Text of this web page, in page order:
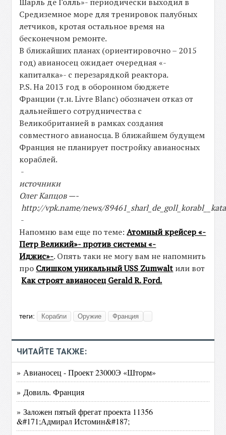
Шарль де Голль»- периодически выходил в
Средиземное море для тренировок палубных
летчиков, кротая остальное время на
бесконечном ремонте.
В ближайших планах (ориентировочно – 2015
год) авианосец ожидает очередная «-
капиталка»- с перезарядкой реактора.
P.S. На 2013 год в оборонном бюджете
Франции (т.н. Livre Blanc) обозначен отказ от
дальнейшего сотрудничества с
Великобританией в рамках создания
совместного авианосца. В ближайшем будущем
Франция не планирует постройку авианосных
кораблей.
-
источники
Олег Капцов —-
http://vpk.name/news/
-
Напомню вам еще по теме:Атомный крейсер «-
Петр Великий»- против системы «-
Иджис»-. Опять таки не могу вам не напомнить
про Слишком уникальный USS Zumwalt или вот
Как строят авианосец Gerald R. Ford.
теги: Корабли Оружие Франция
ЧИТАЙТЕ ТАКЖЕ:
» Авианосец - Проект 23000Э «Шторм»
» Довиль. Франция
» Заложен пятый фрегат проекта 11356
&#171;Адмирал Истомин&#187;